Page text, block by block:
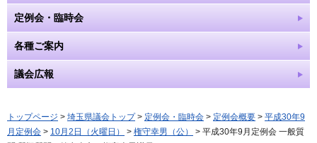
定例会・臨時会
各種ご案内
議会広報
トップページ > 埼玉県議会トップ> 定例会・臨時会 > 定例会概要 > 平成30年9
月定例会 > 10月2日（火曜日） > 権守幸男（公）
> 平成30年9月定例会 一般質